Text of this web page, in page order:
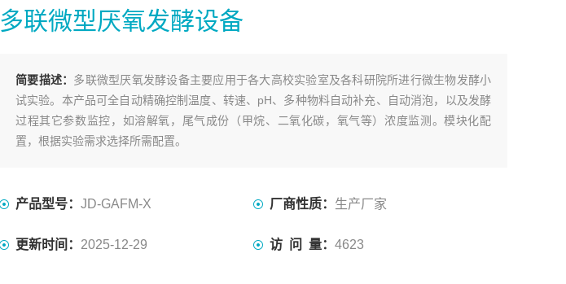
多联微型厌氧发酵设备
简要描述： 多联微型厌氧发酵设备主要应用于各大高校实验室及各科研院所进行微生物发酵小
试实验。本产品可全自动精确控制温度、转速、pH、多种物料自动补充、自动消泡，以及发酵
过程其它参数监控，如溶解氧，尾气成份（甲烷、二氧化碳，氧气等）浓度监测。模块化配
置，根据实验需求选择所需配置。
产品型号： JD-GAFM-X 厂商性质： 生产厂家
更新时间： 2025-12-29 访 问 量： 4623